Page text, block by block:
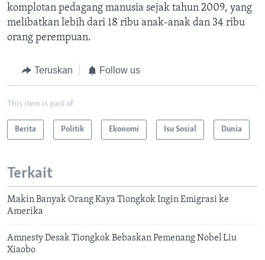
komplotan pedagang manusia sejak tahun 2009, yang
melibatkan lebih dari 18 ribu anak-anak dan 34 ribu
orang perempuan.
Teruskan Follow us
This item is part of
Berita Politik Ekonomi Isu Sosial Dunia
Terkait
Makin Banyak Orang Kaya Tiongkok Ingin Emigrasi ke
Amerika
Amnesty Desak Tiongkok Bebaskan Pemenang Nobel Liu
Xiaobo